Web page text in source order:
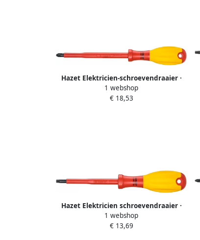
Hazet Elektricien-schroevendraaier ·
geïsoleerd 810VDE-PH3 · Kruiskop
profiel PH · SW PH3
1 webshop
€ 18,53
Hazet Elektricien schroevendraaier ·
geïsoleerd 810VDE-T30 · Binnen-TORX -
profiel · SW T30
1 webshop
€ 13,69